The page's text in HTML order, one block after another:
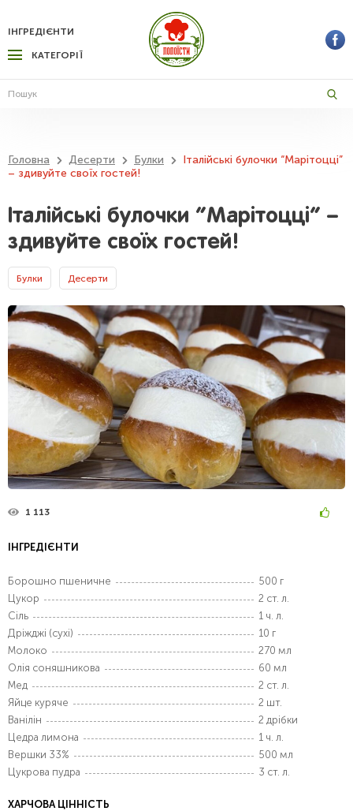
КАТЕГОРІЇ
ІНГРЕДІЄНТИ
Головна Десерти Булки
Італійські булочки “Марітоцці”
– здивуйте своїх гостей!
Італійські булочки “Марітоцці” –
здивуйте своїх гостей!
Булки Десерти
1 113
ІНГРЕДІЄНТИ
Борошно пшеничне
500 г
Цукор
2 ст. л.
Сіль
1 ч. л.
Дріжджі (сухі)
10 г
Молоко
270 мл
Олія соняшникова
60 мл
Мед
2 ст. л.
Яйце куряче
2 шт.
Ванілін
2 дрібки
Цедра лимона
1 ч. л.
Вершки 33%
500 мл
Цукрова пудра
3 ст. л.
ХАРЧОВА ЦІННІСТЬ